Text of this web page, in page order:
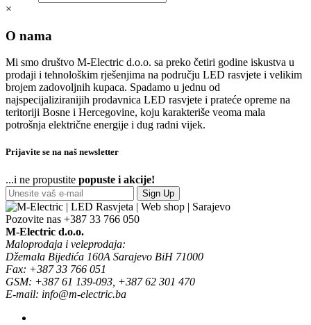
×
O nama
Mi smo društvo M-Electric d.o.o. sa preko četiri godine iskustva u
prodaji i tehnološkim rješenjima na području LED rasvjete i velikim
brojem zadovoljnih kupaca. Spadamo u jednu od
najspecijaliziranijih prodavnica LED rasvjete i prateće opreme na
teritoriji Bosne i Hercegovine, koju karakteriše veoma mala
potrošnja električne energije i dug radni vijek.
Prijavite se na naš newsletter
...i ne propustite popuste i akcije!
Sign Up
Pozovite nas +387 33 766 050
M-Electric d.o.o.
Maloprodaja i veleprodaja:
Džemala Bijedića 160A Sarajevo BiH 71000
Fax: +387 33 766 051
GSM: +387 61 139-093, +387 62 301 470
E-mail: info@m-electric.ba